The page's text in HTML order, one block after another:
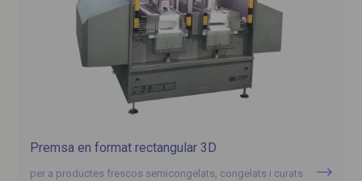
Premsa en format rectangular 3D
per a productes frescos semicongelats, congelats i curats